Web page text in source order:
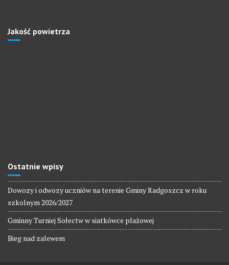
Jakość powietrza
Ostatnie wpisy
Dowozy i odwozy uczniów na terenie Gminy Radgoszcz w roku
szkolnym 2026/2027
Gminny Turniej Sołectw w siatkówce plażowej
Bieg nad zalewem